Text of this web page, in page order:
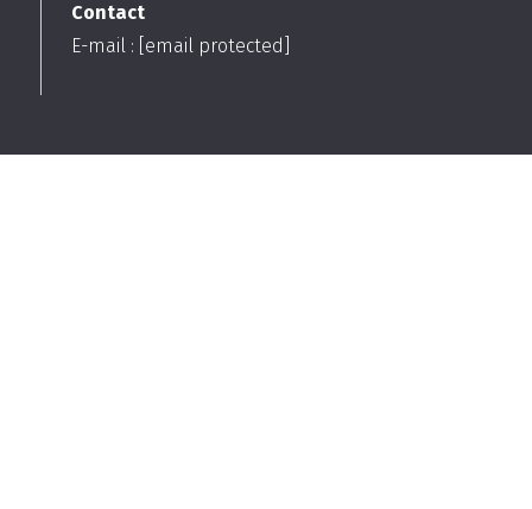
Contact
E-mail : [email protected]